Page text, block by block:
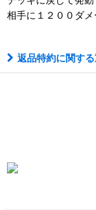
相手に１２００ダメ
返品特約に関す